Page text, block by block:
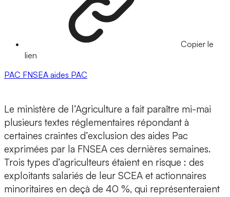
Copier le
lien
PAC FNSEA aides PAC
Le ministère de l’Agriculture a fait paraître mi-mai
plusieurs textes réglementaires répondant à
certaines craintes d’exclusion des aides Pac
exprimées par la FNSEA ces dernières semaines.
Trois types d’agriculteurs étaient en risque : des
exploitants salariés de leur SCEA et actionnaires
minoritaires en deçà de 40 %, qui représenteraient